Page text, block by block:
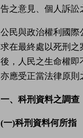
告之意見、個人訴訟
公民與政治權利國際
求在最終處以死刑之
後，人民之生命權
亦應受正當法律原則
一、科刑資料之調查
(一)科刑資料何所指